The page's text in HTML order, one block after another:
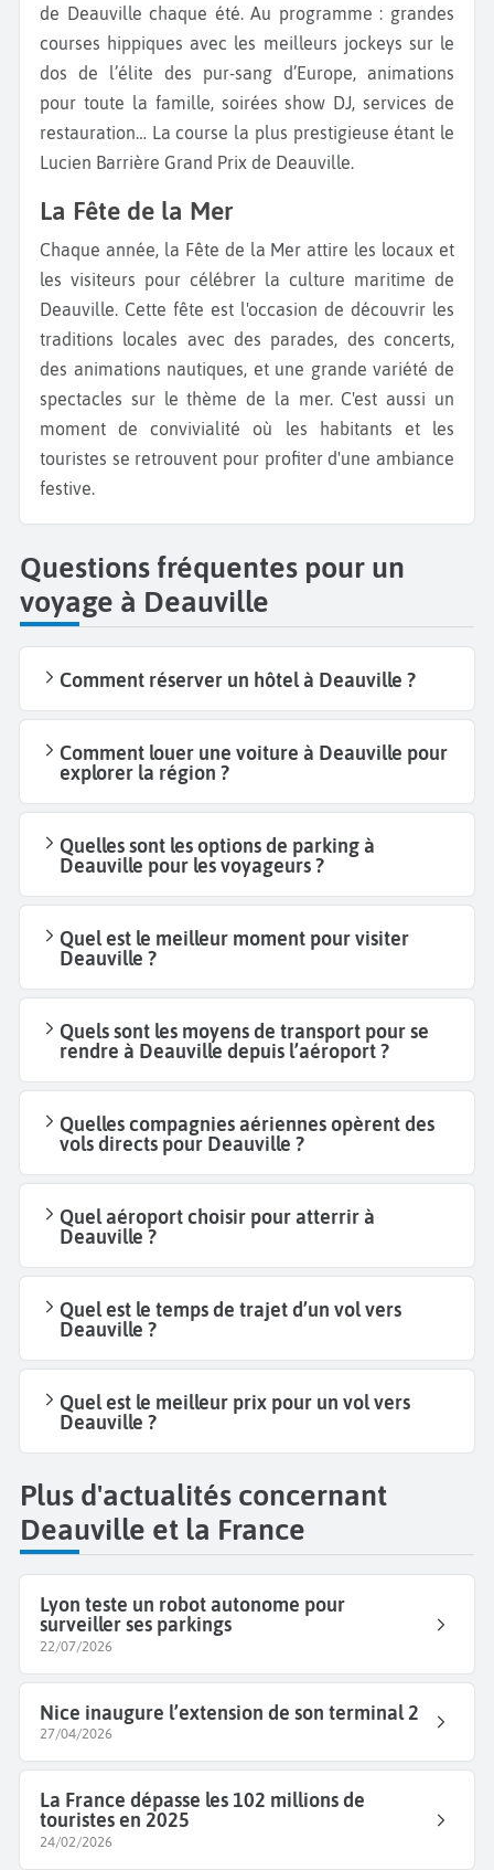
de Deauville chaque été. Au programme : grandes
courses hippiques avec les meilleurs jockeys sur le
dos de l’élite des pur-sang d’Europe, animations
pour toute la famille, soirées show DJ, services de
restauration… La course la plus prestigieuse étant le
Lucien Barrière Grand Prix de Deauville.
La Fête de la Mer
Chaque année, la Fête de la Mer attire les locaux et
les visiteurs pour célébrer la culture maritime de
Deauville. Cette fête est l'occasion de découvrir les
traditions locales avec des parades, des concerts,
des animations nautiques, et une grande variété de
spectacles sur le thème de la mer. C'est aussi un
moment de convivialité où les habitants et les
touristes se retrouvent pour profiter d'une ambiance
festive.
Questions fréquentes pour un
voyage à Deauville
Comment réserver un hôtel à Deauville ?
Comment louer une voiture à Deauville pour
explorer la région ?
Quelles sont les options de parking à
Deauville pour les voyageurs ?
Quel est le meilleur moment pour visiter
Deauville ?
Quels sont les moyens de transport pour se
rendre à Deauville depuis l’aéroport ?
Quelles compagnies aériennes opèrent des
vols directs pour Deauville ?
Quel aéroport choisir pour atterrir à
Deauville ?
Quel est le temps de trajet d’un vol vers
Deauville ?
Quel est le meilleur prix pour un vol vers
Deauville ?
Plus d'actualités concernant
Deauville et la France
Lyon teste un robot autonome pour
surveiller ses parkings
22/07/2026
Nice inaugure l’extension de son terminal 2
27/04/2026
La France dépasse les 102 millions de
touristes en 2025
24/02/2026